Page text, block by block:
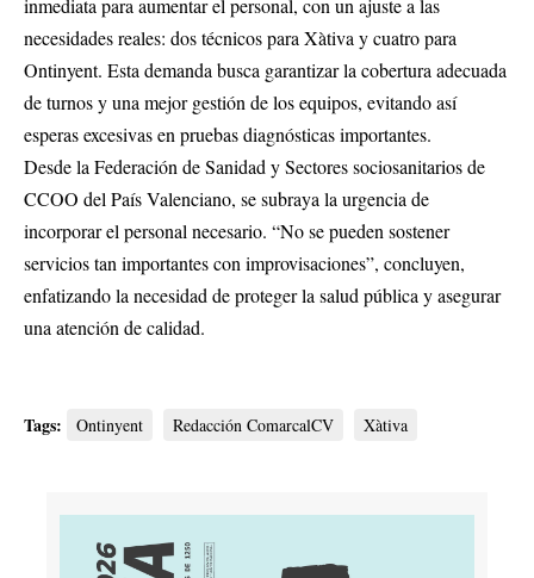
inmediata para aumentar el personal, con un ajuste a las
necesidades reales: dos técnicos para Xàtiva y cuatro para
Ontinyent. Esta demanda busca garantizar la cobertura adecuada
de turnos y una mejor gestión de los equipos, evitando así
esperas excesivas en pruebas diagnósticas importantes.
Desde la Federación de Sanidad y Sectores sociosanitarios de
CCOO del País Valenciano, se subraya la urgencia de
incorporar el personal necesario. “No se pueden sostener
servicios tan importantes con improvisaciones”, concluyen,
enfatizando la necesidad de proteger la salud pública y asegurar
una atención de calidad.
Tags: Ontinyent Redacción ComarcalCV Xàtiva